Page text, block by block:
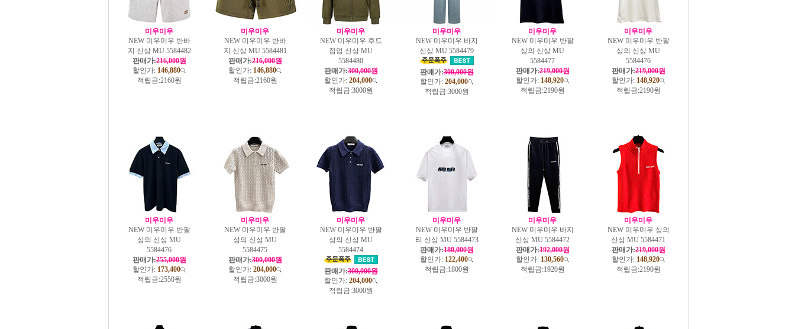
미우미우
NEW 미우미우 반바
지 신상 MU 5584482
판매가:216,000원
할인가: 146,880
적립금:2160원
미우미우
NEW 미우미우 반바
지 신상 MU 5584481
판매가:216,000원
할인가: 146,880
적립금:2160원
미우미우
NEW 미우미우 후드
집업 신상 MU
5584480
판매가:300,000원
할인가: 204,000
적립금:3000원
미우미우
NEW 미우미우 바지
신상 MU 5584479
판매가:300,000원
할인가: 204,000
적립금:3000원
미우미우
NEW 미우미우 반팔
상의 신상 MU
5584477
판매가:219,000원
할인가: 148,920
적립금:2190원
미우미우
NEW 미우미우 반팔
상의 신상 MU
5584476
판매가:219,000원
할인가: 148,920
적립금:2190원
미우미우
NEW 미우미우 반팔
상의 신상 MU
5584476
판매가:255,000원
할인가: 173,400
적립금:2550원
미우미우
NEW 미우미우 반팔
상의 신상 MU
5584475
판매가:300,000원
할인가: 204,000
적립금:3000원
미우미우
NEW 미우미우 반팔
상의 신상 MU
5584474
판매가:300,000원
할인가: 204,000
적립금:3000원
미우미우
NEW 미우미우 반팔
티 신상 MU 5584473
판매가:180,000원
할인가: 122,400
적립금:1800원
미우미우
NEW 미우미우 바지
신상 MU 5584472
판매가:192,000원
할인가: 130,560
적립금:1920원
미우미우
NEW 미우미우 상의
신상 MU 5584471
판매가:219,000원
할인가: 148,920
적립금:2190원